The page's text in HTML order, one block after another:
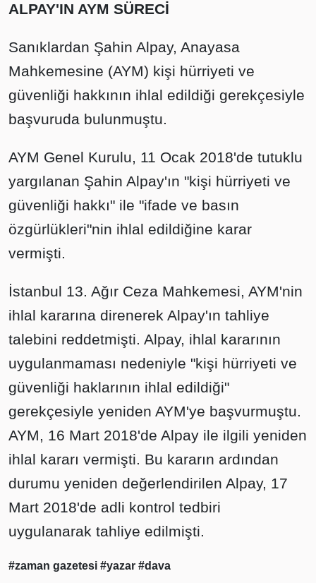
ALPAY'IN AYM SÜRECİ
Sanıklardan Şahin Alpay, Anayasa
Mahkemesine (AYM) kişi hürriyeti ve
güvenliği hakkının ihlal edildiği gerekçesiyle
başvuruda bulunmuştu.
AYM Genel Kurulu, 11 Ocak 2018'de tutuklu
yargılanan Şahin Alpay'ın "kişi hürriyeti ve
güvenliği hakkı" ile "ifade ve basın
özgürlükleri"nin ihlal edildiğine karar
vermişti.
İstanbul 13. Ağır Ceza Mahkemesi, AYM'nin
ihlal kararına direnerek Alpay'ın tahliye
talebini reddetmişti. Alpay, ihlal kararının
uygulanmaması nedeniyle "kişi hürriyeti ve
güvenliği haklarının ihlal edildiği"
gerekçesiyle yeniden AYM'ye başvurmuştu.
AYM, 16 Mart 2018'de Alpay ile ilgili yeniden
ihlal kararı vermişti. Bu kararın ardından
durumu yeniden değerlendirilen Alpay, 17
Mart 2018'de adli kontrol tedbiri
uygulanarak tahliye edilmişti.
#zaman gazetesi #yazar #dava